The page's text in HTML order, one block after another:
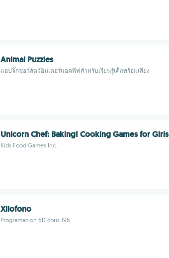
Animal Puzzles
แอปจิ๊กซอว์สัตว์อินเตอร์แอคทีฟสำหรับเรียนรู้เด็กพร้อมเสียง
Unicorn Chef: Baking! Cooking Games for Girls
Kids Food Games Inc.
Xilofono
Programacion 6D cbtis 196